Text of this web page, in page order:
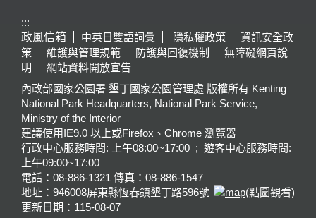
:::
政風信箱
中英日雙語詞彙 隱私權政策
資訊安全政
策
維護與管理規範 防護與回復機制
無障礙網頁說
明
網站資料開放宣告
內政部國家公園署 墾丁國家公園管理處 版權所有 Kenting
National Park Headquarters, National Park Service,
Ministry of the Interior
建議使用IE9.0 以上或Firefox、Chrome 瀏覽器
行政中心服務時間: 上午08:00~17:00 ; 遊客中心服務時間:
上午09:00~17:00
電話：08-886-1321 傳真：08-886-1547
地址：946008屏東縣恆春鎮墾丁路596號
(點圖觀看)
更新日期： 115-08-07